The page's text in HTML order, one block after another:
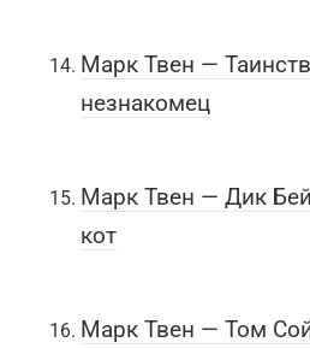
Марк Твен —
незнакомец
Марк Твен — Дик
кот
Марк Твен — Том